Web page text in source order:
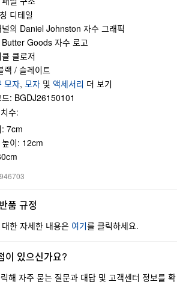
디테일
널의 Daniel Johnston 자수 그래픽
Butter Goods 자수 로고
클로저
랙 / 슬레이트
모자, 모자 및 액세서리 더 보기
드: BGDJ26150101
수:
: 7cm
이: 12cm
품 규정
한 자세한 내용은 여기를 클릭하세요.
이 있으신가요?
해 자주 묻는 질문과 대답 및 고객센터 정보를 확